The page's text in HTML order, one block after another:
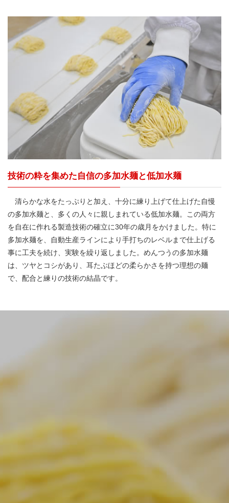
技術の粋を集めた自信の多加水麺と低加水麺
清らかな水をたっぷりと加え、十分に練り上げて仕上げた自慢
の多加水麺と、多くの人々に親しまれている低加水麺。この両方
を自在に作れる製造技術の確立に30年の歳月をかけました。特に
多加水麺を、自動生産ラインにより手打ちのレベルまで仕上げる
事に工夫を続け、実験を繰り返しました。めんつうの多加水麺
は、ツヤとコシがあり、耳たぶほどの柔らかさを持つ理想の麺
で、配合と練りの技術の結晶です。